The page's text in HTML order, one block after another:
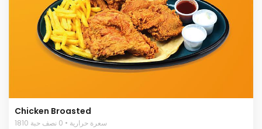
Chicken Broasted
1810 سعرة حرارية • 0 نصف حبة